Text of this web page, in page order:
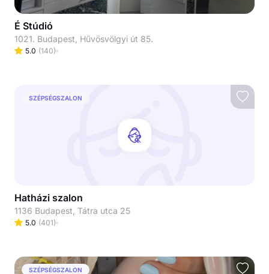
É Stúdió
1021. Budapest, Hűvösvölgyi út 85.
5.0 (140)
SZÉPSÉGSZALON
Hatházi szalon
1136 Budapest, Tátra utca 25
5.0 (401)
SZÉPSÉGSZALON